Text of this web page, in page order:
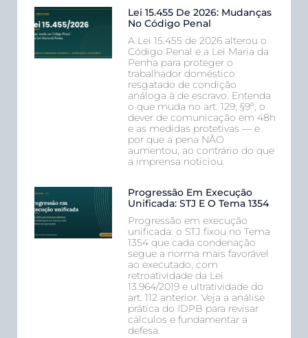
Lei 15.455 De 2026: Mudanças
No Código Penal
A Lei 15.455 de 2026 alterou o
Código Penal e a Lei Maria da
Penha para proteger o
trabalhador doméstico
resgatado de condição
análoga à de escravo. Entenda
o que muda no art. 129, §9º, o
dever de comunicação em 48h
e as medidas protetivas — e
por que a pena NÃO
aumentou, ao contrário do que
a imprensa noticiou.
Progressão Em Execução
Unificada: STJ E O Tema 1354
Progressão em execução
unificada: o STJ fixou no Tema
1354 que cada condenação
segue a norma mais favorável
ao executado, com
retroatividade da Lei
13.964/2019 e ultratividade do
art. 112 anterior. Veja a análise
prática do IDPB para revisar
cálculos e fundamentar a
defesa.